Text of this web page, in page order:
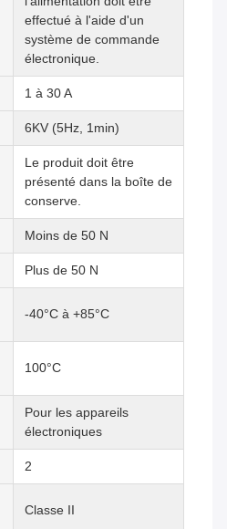
effectué à l'aide d'un
système de commande
électronique.
1 à 30 A
6KV (5Hz, 1min)
Le produit doit être
présenté dans la boîte de
conserve.
Moins de 50 N
Plus de 50 N
-40°C à +85°C
100°C
Pour les appareils
électroniques
2
Classe II